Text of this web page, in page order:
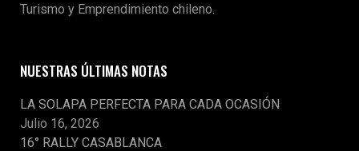
Turismo y Emprendimiento chileno.
NUESTRAS ÚLTIMAS NOTAS
LA SOLAPA PERFECTA PARA CADA OCASIÓN
Julio 16, 2026
16° RALLY CASABLANCA